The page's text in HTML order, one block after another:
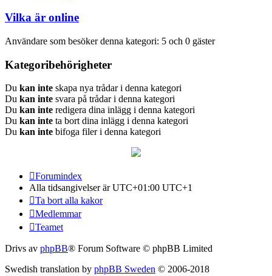
Vilka är online
Användare som besöker denna kategori: 5 och 0 gäster
Kategoribehörigheter
Du kan inte skapa nya trådar i denna kategori
Du kan inte svara på trådar i denna kategori
Du kan inte redigera dina inlägg i denna kategori
Du kan inte ta bort dina inlägg i denna kategori
Du kan inte bifoga filer i denna kategori
Forumindex
Alla tidsangivelser är UTC+01:00 UTC+1
Ta bort alla kakor
Medlemmar
Teamet
Drivs av phpBB® Forum Software © phpBB Limited
Swedish translation by phpBB Sweden © 2006-2018